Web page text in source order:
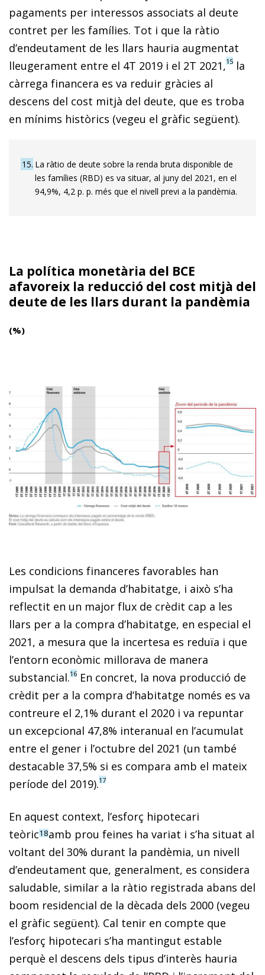
pagaments per interessos associats al deute
contret per les famílies. Tot i que la ràtio
d’endeutament de les llars hauria augmentat
lleugerament entre el 4T 2019 i el 2T 2021,15 la
càrrega financera es va reduir gràcies al
descens del cost mitjà del deute, que es troba
en mínims històrics (vegeu el gràfic següent).
15 La ràtio de deute sobre la renda bruta disponible de
les famílies (RBD) es va situar, al juny del 2021, en el
94,9%, 4,2 p. p. més que el nivell previ a la pandèmia.
La política monetària del BCE
afavoreix la reducció del cost mitjà del
deute de les llars durant la pandèmia
(%)
Les condicions financeres favorables han
impulsat la demanda d’habitatge, i això s’ha
reflectit en un major flux de crèdit cap a les
llars per a la compra d’habitatge, en especial el
2021, a mesura que la incertesa es reduïa i que
l’entorn econòmic millorava de manera
substancial.16 En concret, la nova producció de
crèdit per a la compra d’habitatge només es va
contreure el 2,1% durant el 2020 i va repuntar
un excepcional 47,8% interanual en l’acumulat
entre el gener i l’octubre del 2021 (un també
destacable 37,5% si es compara amb el mateix
període del 2019).17
En aquest context, l’esforç hipotecari
teòric18amb prou feines ha variat i s’ha situat al
voltant del 30% durant la pandèmia, un nivell
d’endeutament que, generalment, es considera
saludable, similar a la ràtio registrada abans del
boom residencial de la dècada dels 2000 (vegeu
el gràfic següent). Cal tenir en compte que
l’esforç hipotecari s’ha mantingut estable
perquè el descens dels tipus d’interès hauria